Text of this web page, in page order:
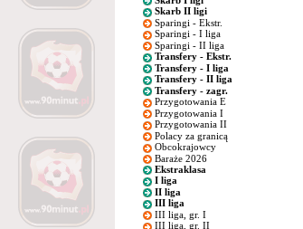
Skarb II ligi
Sparingi - Ekstr.
Sparingi - I liga
Sparingi - II liga
Transfery - Ekstr.
Transfery - I liga
Transfery - II liga
Transfery - zagr.
Przygotowania E
Przygotowania I
Przygotowania II
Polacy za granicą
Obcokrajowcy
Baraże 2026
Ekstraklasa
I liga
II liga
III liga
III liga, gr. I
III liga, gr. II